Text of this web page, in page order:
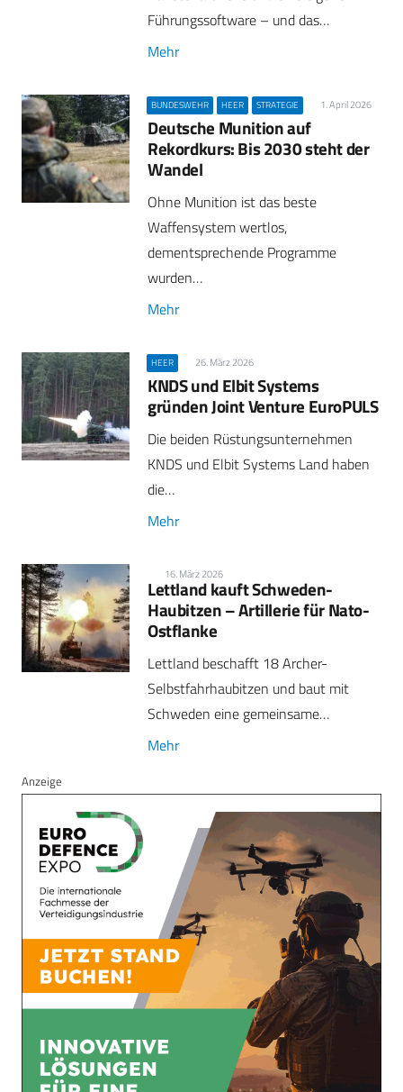
Führungssoftware – und das…
Mehr
BUNDESWEHR HEER STRATEGIE 1. April 2026
Deutsche Munition auf
Rekordkurs: Bis 2030 steht der
Wandel
Ohne Munition ist das beste
Waffensystem wertlos,
dementsprechende Programme
wurden…
Mehr
HEER 26. März 2026
KNDS und Elbit Systems
gründen Joint Venture EuroPULS
Die beiden Rüstungsunternehmen
KNDS und Elbit Systems Land haben
die…
Mehr
16. März 2026
Lettland kauft Schweden-
Haubitzen – Artillerie für Nato-
Ostflanke
Lettland beschafft 18 Archer-
Selbstfahrhaubitzen und baut mit
Schweden eine gemeinsame…
Mehr
Anzeige